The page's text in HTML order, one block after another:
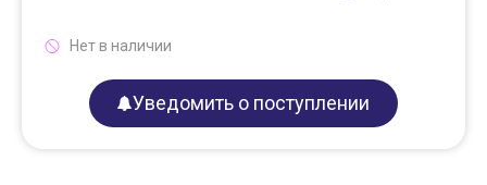
Нет в наличии
Уведомить о поступлении